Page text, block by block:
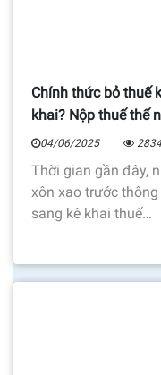
Chính thức bỏ thuế
khai? Nộp thuế thế
04/06/2025 2834
Thời gian gần đây,
xôn xao trước
sang kê khai thuế…